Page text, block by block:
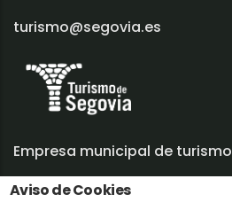
Aviso de Cookies
turismo@segovia.es
Empresa municipal de turismo
Trabaja con nosotros